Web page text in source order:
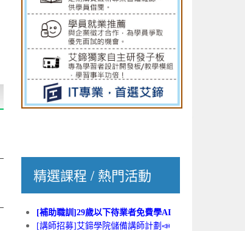
精選課程 / 熱門活動
[補助職訓]29歲以下待業者免費學AI
[講師招募]艾鍗學院儲備講師計劃📣